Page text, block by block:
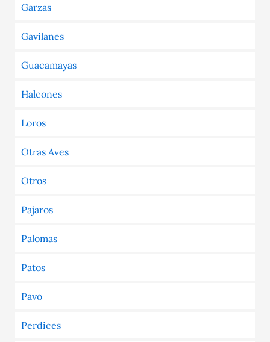
Garzas
Gavilanes
Guacamayas
Halcones
Loros
Otras Aves
Otros
Pajaros
Palomas
Patos
Pavo
Perdices